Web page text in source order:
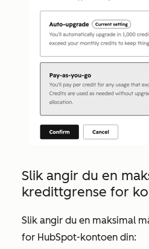
Slik angir du en
kredittgrense for
Slik angir du en maksimal
for HubSpot-kontoen din: